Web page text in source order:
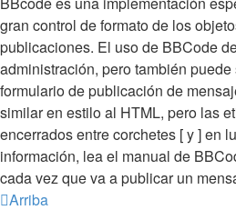
gran control de formato de los
publicaciones. El uso de BBCode
administración, pero también
formulario de publicación de
similar en estilo al HTML, pero las
encerrados entre corchetes [ y ] en
información, lea el manual de
cada vez que va a publicar un
Arriba